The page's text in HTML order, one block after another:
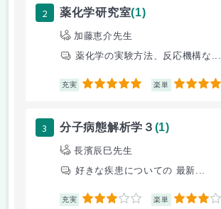
2 薬化学研究室(1)
加藤恵介先生
薬化学の実験方法、反応機構な...
充実 5 楽単 4
3 分子病態解析学３ (1)
長濱辰巳先生
好きな疾患についての 最新...
充実 3 楽単 3